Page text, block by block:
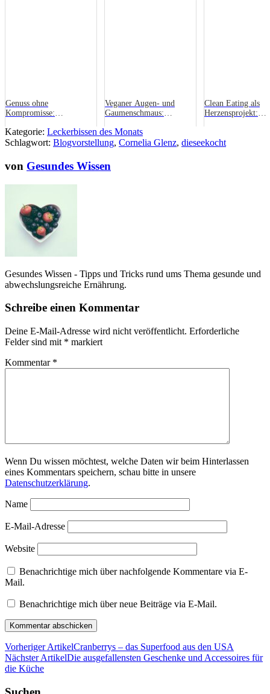
Genuss ohne
Kompromisse:
Veganer Augen- und
Gaumenschmaus:
BillasWelt.de
Clean Eating als
Herzensprojekt:
Kategorie: Leckerbissen des Monats
Schlagwort: Blogvorstellung, Cornelia Glenz, dieseekocht
von Gesundes Wissen
Gesundes Wissen - Tipps und Tricks rund ums Thema gesunde und
abwechslungsreiche Ernährung.
Schreibe einen Kommentar
Deine E-Mail-Adresse wird nicht veröffentlicht. Erforderliche
Felder sind mit * markiert
Kommentar *
Wenn Du wissen möchtest, welche Daten wir beim Hinterlassen
eines Kommentars speichern, schau bitte in unsere
Datenschutzerklärung.
Name
E-Mail-Adresse
Website
Benachrichtige mich über nachfolgende Kommentare via E-
Mail.
Benachrichtige mich über neue Beiträge via E-Mail.
Vorheriger ArtikelCranberrys – das Superfood aus den USA
Nächster ArtikelDie ausgefallensten Geschenke und Accessoires für
die Küche